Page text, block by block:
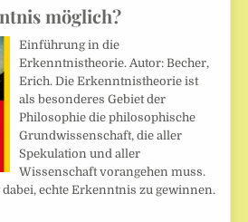
möglich?
Einführung in die
Erkenntnistheorie. Autor: Becher,
Erich. Die Erkenntnistheorie ist
als besonderes Gebiet der
Philosophie die philosophische
Grundwissenschaft, die aller
Spekulation und aller
Wissenschaft vorangehen muss.
echte Erkenntnis zu gewinnen.